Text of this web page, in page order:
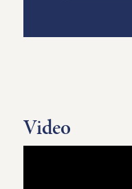
Video